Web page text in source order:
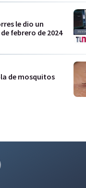
le dio un
febrero de 2024
de mosquitos